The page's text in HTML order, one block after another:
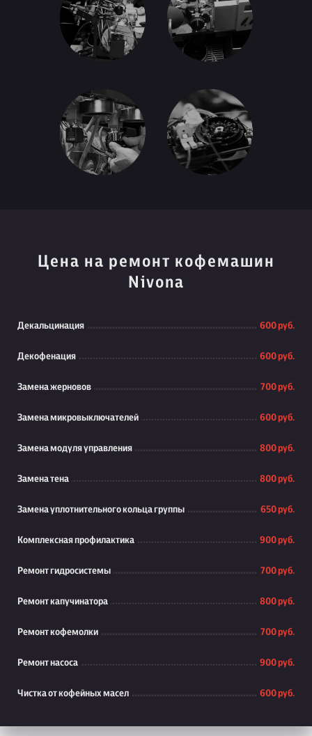
Цена на ремонт кофемашин
Nivona
Декальцинация 600 руб.
Декофенация 600 руб.
Замена жерновов 700 руб.
Замена микровыключателей 600 руб.
Замена модуля управления 800 руб.
Замена тена 800 руб.
Замена уплотнительного кольца группы 650 руб.
Комплексная профилактика 900 руб.
Ремонт гидросистемы 700 руб.
Ремонт капучинатора 800 руб.
Ремонт кофемолки 700 руб.
Ремонт насоса 900 руб.
Чистка от кофейных масел 600 руб.